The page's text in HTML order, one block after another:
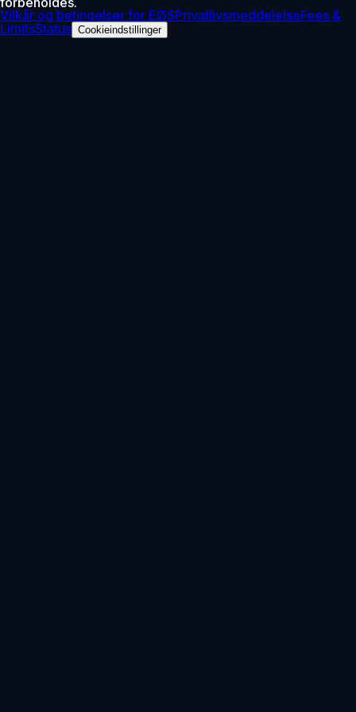
Vilkår og betingelser for EØSPrivatlivsmeddelelseFees &
LimitsStatus Cookieindstillinger